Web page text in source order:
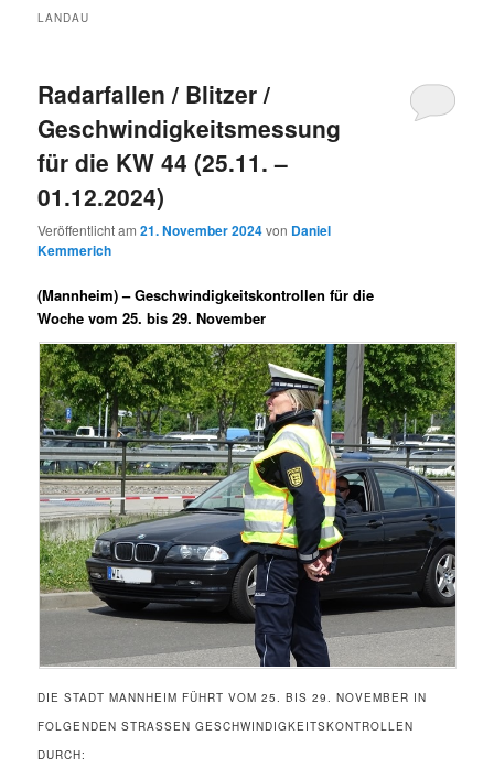
LANDAU
Radarfallen / Blitzer /
Geschwindigkeitsmessung
für die KW 44 (25.11. –
01.12.2024)
Veröffentlicht am21. November 2024von Daniel
Kemmerich
(Mannheim) –Geschwindigkeitskontrollen für die
Woche vom 25. bis 29. November
DIE STADT MANNHEIM FÜHRT VOM 25. BIS 29. NOVEMBER IN
FOLGENDEN STRASSEN GESCHWINDIGKEITSKONTROLLEN D
URCH: